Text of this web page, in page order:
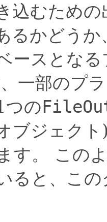
込むため
るかどう
ースとな
一部のプ
つの
ブジェク
す。
この
ると、こ